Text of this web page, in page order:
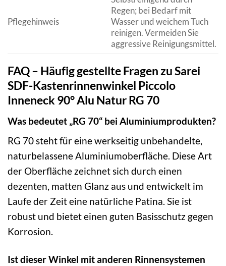
Pflegehinweis
Regen; bei Bedarf mit
Wasser und weichem Tuch
reinigen. Vermeiden Sie
aggressive Reinigungsmittel.
FAQ – Häufig gestellte Fragen zu Sarei
SDF-Kastenrinnenwinkel Piccolo
Inneneck 90° Alu Natur RG 70
Was bedeutet „RG 70“ bei Aluminiumprodukten?
RG 70 steht für eine werkseitig unbehandelte,
naturbelassene Aluminiumoberfläche. Diese Art
der Oberfläche zeichnet sich durch einen
dezenten, matten Glanz aus und entwickelt im
Laufe der Zeit eine natürliche Patina. Sie ist
robust und bietet einen guten Basisschutz gegen
Korrosion.
Ist dieser Winkel mit anderen Rinnensystemen